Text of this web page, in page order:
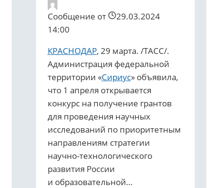
Сообщение от
29.03.2024
14:00
КРАСНОДАР, 29 марта. /ТАСС/.
Администрация федеральной
территории «Сириус» объявила,
что 1 апреля открывается
конкурс на получение грантов
для проведения научных
исследований по приоритетным
направлениям стратегии
научно-технологического
развития России
и образовательной…